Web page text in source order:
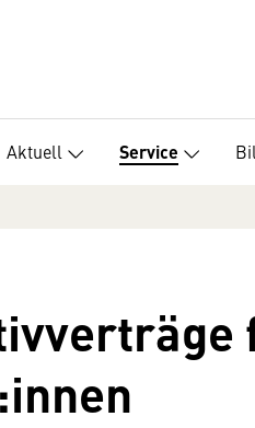
Aktuell Service